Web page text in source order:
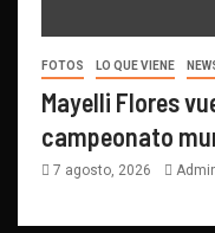
FOTOS LO QUE VIENE
Mayelli Flores
campeonato
7 agosto, 2026